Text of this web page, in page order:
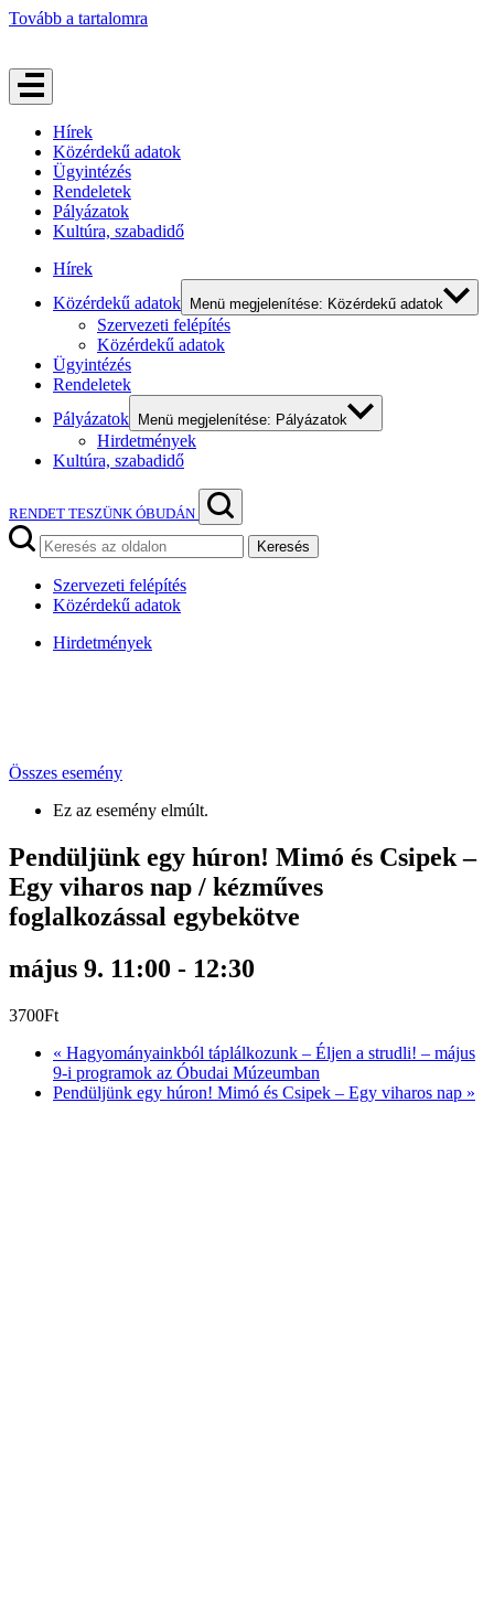
Tovább a tartalomra
Hírek
Közérdekű adatok
Ügyintézés
Rendeletek
Pályázatok
Kultúra, szabadidő
Hírek
Közérdekű adatok
Menü megjelenítése: Közérdekű adatok
Szervezeti felépítés
Közérdekű adatok
Ügyintézés
Rendeletek
Pályázatok
Menü megjelenítése: Pályázatok
Hirdetmények
Kultúra, szabadidő
RENDET TESZÜNK ÓBUDÁN
Keresés
Szervezeti felépítés
Közérdekű adatok
Hirdetmények
Összes esemény
Ez az esemény elmúlt.
Pendüljünk egy húron! Mimó és Csipek –
Egy viharos nap / kézműves
foglalkozással egybekötve
május 9. 11:00 - 12:30
3700Ft
« Hagyományainkból táplálkozunk – Éljen a strudli! – május
9-i programok az Óbudai Múzeumban
Pendüljünk egy húron! Mimó és Csipek – Egy viharos nap »